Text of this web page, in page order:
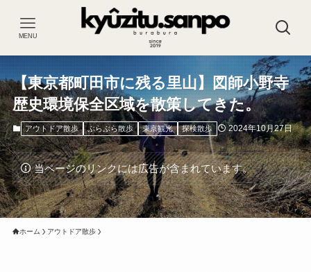
MENU
【東京都町田市に残る里山】図師小野寺
歴史環境保全区域を散策してきた。
アウトドア散歩 ぶらぶら散歩 東京観光 探検散歩 2024年10月27日
当ページのリンクには広告が含まれています。
ホーム アウトドア散歩